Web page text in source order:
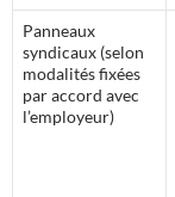
Panneaux
syndicaux (selon
modalités fixées
par accord avec
l’employeur)